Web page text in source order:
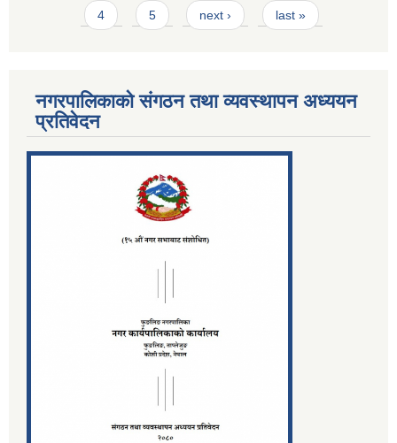
4 5 next › last »
नगरपालिकाको संगठन तथा व्यवस्थापन अध्ययन
प्रतिवेदन